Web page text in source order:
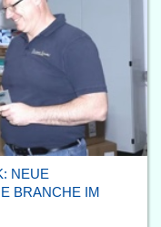
NEUE
BRANCHE IM